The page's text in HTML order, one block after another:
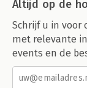
Altijd op de
Schrijf u in voor
met relevante
events en de